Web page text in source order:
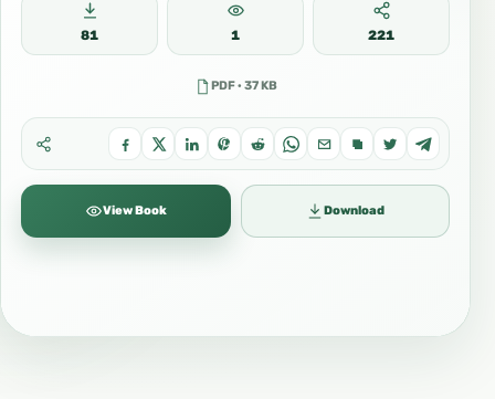
81 1 221
PDF · 37 KB
View Book Download